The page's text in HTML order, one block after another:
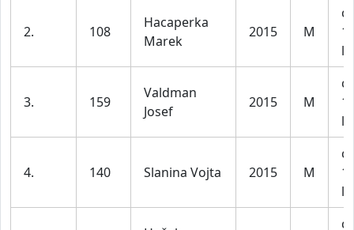
2. 108
Hacaperka
Marek
2015 M
3. 159
Valdman
Josef
2015 M
4. 140 Slanina Vojta 2015 M